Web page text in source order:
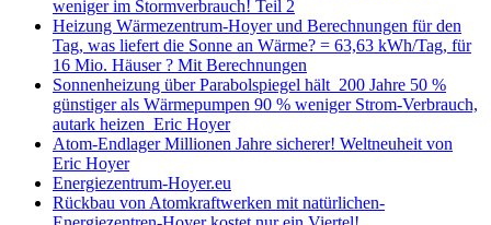
weniger im Stormverbrauch! Teil 2
Heizung Wärmezentrum-Hoyer und Berechnungen für den
Tag, was liefert die Sonne an Wärme? = 63,63 kWh/Tag, für
16 Mio. Häuser ? Mit Berechnungen
Sonnenheizung über Parabolspiegel hält 200 Jahre 50 %
günstiger als Wärmepumpen 90 % weniger Strom-Verbrauch,
autark heizen Eric Hoyer
Atom-Endlager Millionen Jahre sicherer! Weltneuheit von
Eric Hoyer
Energiezentrum-Hoyer.eu
Rückbau von Atomkraftwerken mit natürlichen-